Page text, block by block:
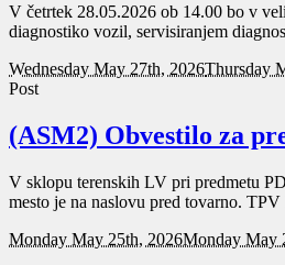
V četrtek 28.05.2026 ob 14.00 bo v
diagnostiko vozil, servisiranjem
Wednesday May 27th, 2026Thursday
Post
(ASM2) Obvestilo za
V sklopu terenskih LV pri predmetu
mesto je na naslovu pred tovarno.
Monday May 25th, 2026Monday May